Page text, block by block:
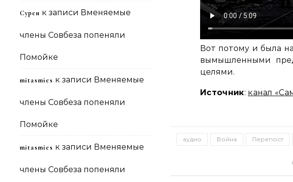
Сурен к записи Вменяемые
члены Совбеза попеняли
Помойке
mitasmies к записи Вменяемые
члены Совбеза попеняли
Помойке
mitasmies к записи Вменяемые
члены Совбеза попеняли
Вот потому и была
вымышленными
целями.
Источник: канал
аудио Война Перепост